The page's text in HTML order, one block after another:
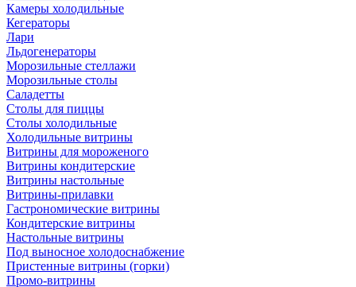
Камеры холодильные
Кегераторы
Лари
Льдогенераторы
Морозильные стеллажи
Морозильные столы
Саладетты
Столы для пиццы
Столы холодильные
Холодильные витрины
Витрины для мороженого
Витрины кондитерские
Витрины настольные
Витрины-прилавки
Гастрономические витрины
Кондитерские витрины
Настольные витрины
Под выносное холодоснабжение
Пристенные витрины (горки)
Промо-витрины